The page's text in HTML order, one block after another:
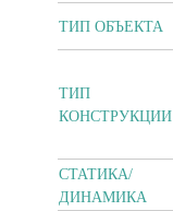
ТИП ОБЪЕКТА
ТИП
КОНСТРУКЦИИ
CТАТИКА/
ДИНАМИКА